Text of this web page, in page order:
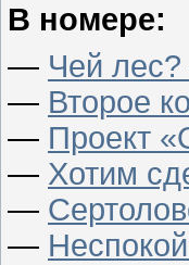
В номере:
— Чей
— Второе
— Проект
— Хотим
—
—